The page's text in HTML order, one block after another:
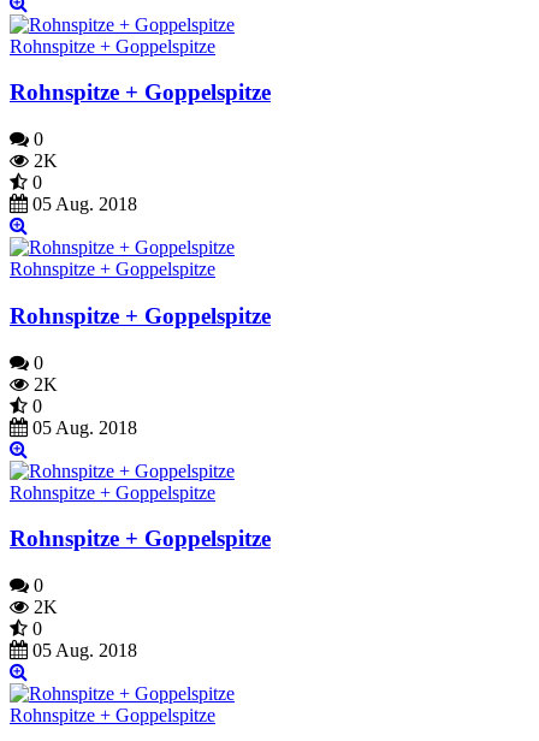
Rohnspitze + Goppelspitze
Rohnspitze + Goppelspitze
0
2K
0
05 Aug. 2018
Rohnspitze + Goppelspitze
Rohnspitze + Goppelspitze
0
2K
0
05 Aug. 2018
Rohnspitze + Goppelspitze
Rohnspitze + Goppelspitze
0
2K
0
05 Aug. 2018
Rohnspitze + Goppelspitze